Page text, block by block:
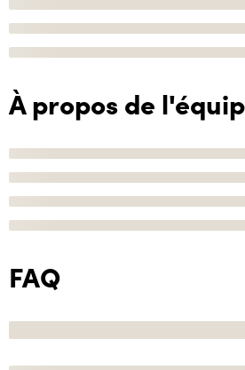
À propos de
FAQ